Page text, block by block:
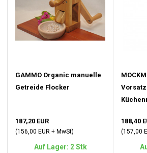
GAMMO Organic manuelle
Getreide Flocker
187,20 EUR
(156,00 EUR + MwSt)
Auf Lager: 2 Stk
188,40
(157,00